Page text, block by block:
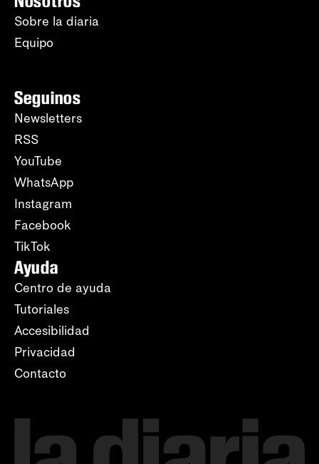
Sobre la diaria
Equipo
Seguinos
Newsletters
RSS
YouTube
WhatsApp
Instagram
Facebook
TikTok
Ayuda
Centro de ayuda
Tutoriales
Accesibilidad
Privacidad
Contacto